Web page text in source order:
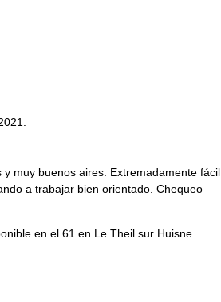
muy buenos aires. Extremadamente fácil
a trabajar bien orientado. Chequeo
en el 61 en Le Theil sur Huisne.